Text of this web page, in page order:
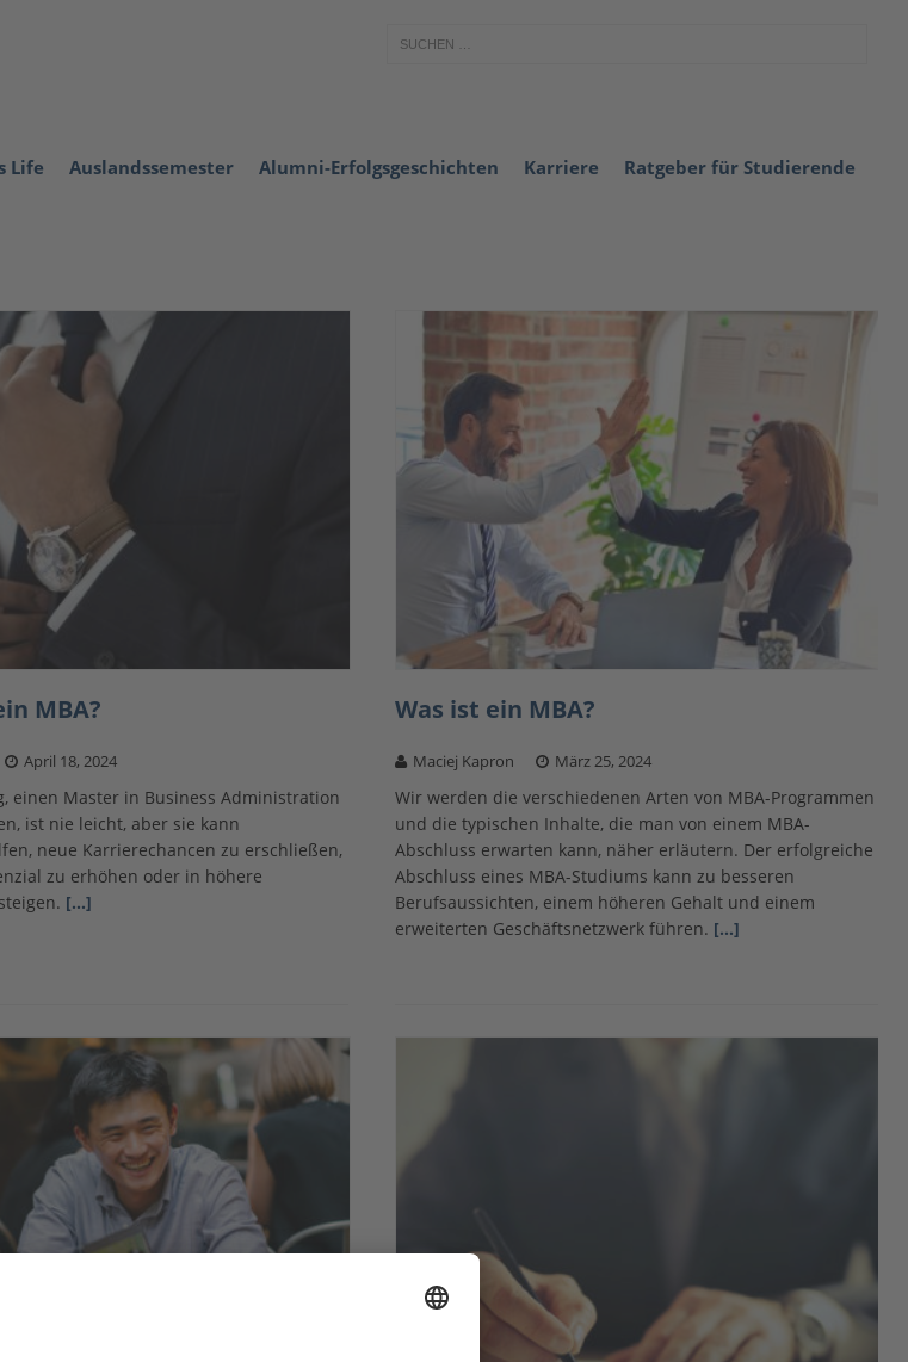
Life Auslandssemester Alumni-Erfolgsgeschichten Karriere Ratgeber für Studierende
MBA?
April 18, 2024
einen Master in Business Administration
ist nie leicht, aber sie kann
neue Karrierechancen zu erschließen,
zu erhöhen oder in höhere
[…]
Was ist ein MBA?
Maciej Kapron März 25, 2024
Wir werden die verschiedenen Arten von MBA-Programmen
und die typischen Inhalte, die man von einem MBA-
Abschluss erwarten kann, näher erläutern. Der erfolgreiche
Abschluss eines MBA-Studiums kann zu besseren
Berufsaussichten, einem höheren Gehalt und einem
erweiterten Geschäftsnetzwerk führen. […]